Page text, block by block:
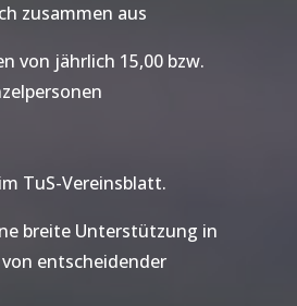
zusammen aus
von jährlich 15,00 bzw.
TuS-Vereinsblatt.
breite Unterstützung in
entscheidender